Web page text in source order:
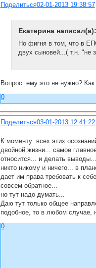
Поделиться02-01-2013 19:38:57
Екатерина написал(а):
Но фигня в том, что в
двух сыновей...( т.н. "не
Вопрос: ему это не нужно?
0
Поделиться03-01-2013 12:41:22
К моменту всех этих
двойной жизни... самое
относится... и делать
никто никому и ничего... в
дает им права требовать к
совсем обратное...
но тут надо думать...
Даю тут только общее
подобное, то в любом случае,
0